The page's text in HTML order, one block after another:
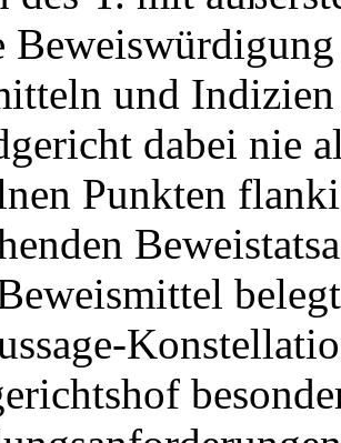
und
dabei nie
Punkten